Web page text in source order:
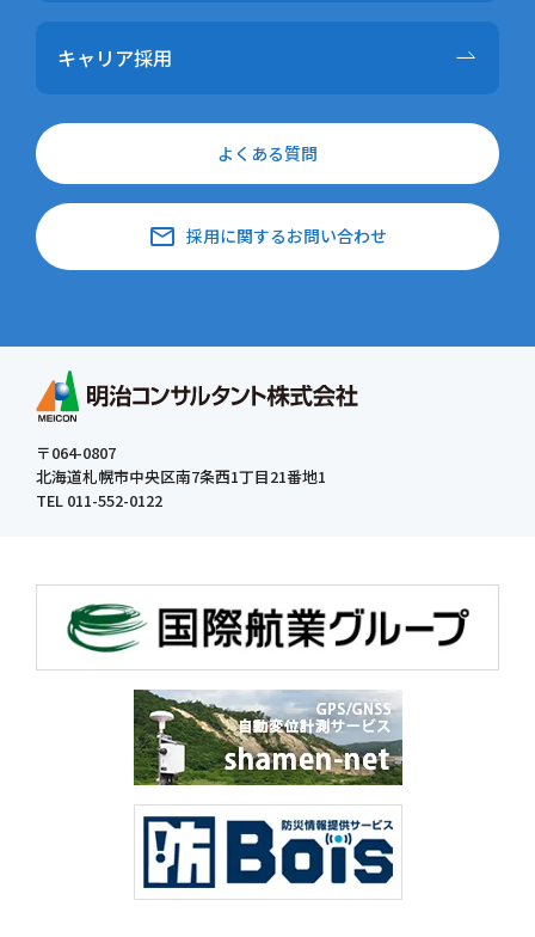
キャリア採用
よくある質問
email 採用に関するお問い合わせ
〒064-0807
北海道札幌市中央区南7条西1丁目21番地1
TEL 011-552-0122